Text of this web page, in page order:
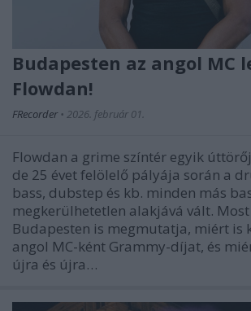
Budapesten az angol MC
Flowdan!
FRecorder • 2026. február 01.
Flowdan a grime színtér egyik
de 25 évet felölelő pályája során a
bass, dubstep és kb. minden más
megkerülhetetlen alakjává vált.
Budapesten is megmutatja, miért is
angol MC-ként Grammy-díjat, és
újra és újra…